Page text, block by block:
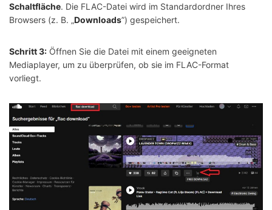
Schaltfläche. Die FLAC-Datei wird im Standardordner Ihres
Browsers (z. B. „Downloads”) gespeichert.
Schritt 3: Öffnen Sie die Datei mit einem geeigneten
Mediaplayer, um zu überprüfen, ob sie im FLAC-Format
vorliegt.